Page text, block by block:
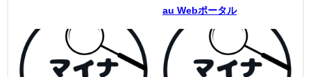
au Webポータル